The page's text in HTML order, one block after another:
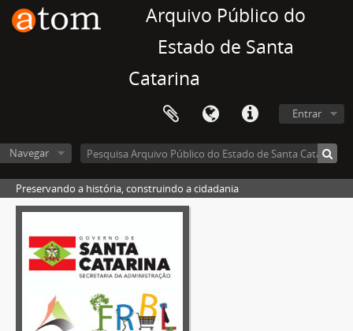
Arquivo Público do
Estado de Santa
Catarina
Entrar
Navegar
Preservando a história, construindo a cidadania